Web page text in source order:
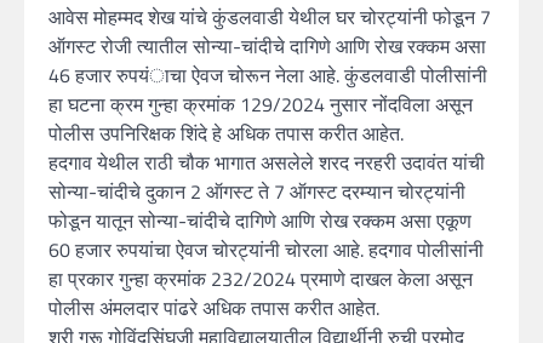
आवेस मोहम्मद शेख यांचे कुंडलवाडी येथील घर चोरट्यांनी फोडून 7
ऑगस्ट रोजी त्यातील सोन्या-चांदीचे दागिणे आणि रोख रक्कम असा
46 हजार रुपयंाचा ऐवज चोरून नेला आहे. कुंडलवाडी पोलीसांनी
हा घटना क्रम गुन्हा क्रमांक 129/2024 नुसार नोंदविला असून
पोलीस उपनिरिक्षक शिंदे हे अधिक तपास करीत आहेत.
हदगाव येथील राठी चौक भागात असलेले शरद नरहरी उदावंत यांची
सोन्या-चांदीचे दुकान 2 ऑगस्ट ते 7 ऑगस्ट दरम्यान चोरट्यांनी
फोडून यातून सोन्या-चांदीचे दागिणे आणि रोख रक्कम असा एकूण
60 हजार रुपयांचा ऐवज चोरट्यांनी चोरला आहे. हदगाव पोलीसांनी
हा प्रकार गुन्हा क्रमांक 232/2024 प्रमाणे दाखल केला असून
पोलीस अंमलदार पांढरे अधिक तपास करीत आहेत.
श्री गुरू गोविंदसिंघजी महाविद्यालयातील विद्यार्थीनी रुची प्रमोद